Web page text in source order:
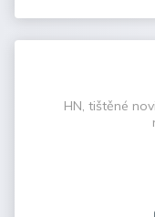
HN, tištěné